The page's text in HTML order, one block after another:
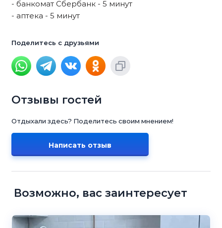
- банкомат Сбербанк - 5 минут
- аптека - 5 минут
Поделитесь с друзьями
Отзывы гостей
Отдыхали здесь? Поделитесь своим мнением!
Написать отзыв
Возможно, вас заинтересует